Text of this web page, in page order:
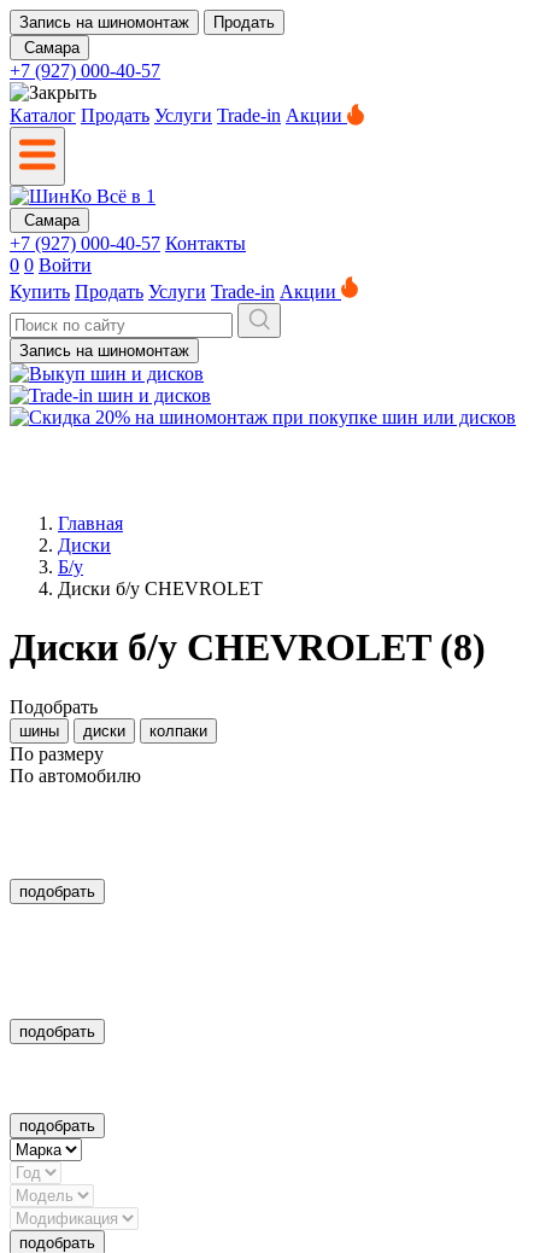
Запись на шиномонтаж
Продать
Самара
+7 (927) 000-40-57
Каталог Продать Услуги Trade-in Акции
Самара
+7 (927) 000-40-57 Контакты
0 0 Войти
Купить Продать Услуги Trade-in Акции
Запись на шиномонтаж
Главная
Диски
Б/у
Диски б/у CHEVROLET
Диски б/у CHEVROLET (8)
Подобрать
шины диски колпаки
По размеру
По автомобилю
подобрать
подобрать
подобрать
подобрать